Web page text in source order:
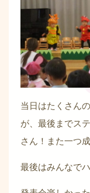
当日はたくさん
が、最後までス
さん！また一つ
最後はみんなで